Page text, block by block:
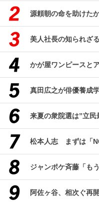
源頼朝の命を助けた
美人社長の知られざ
かが屋ワンピースと
真田広之が俳優養成
来夏の衆院選は”立
松本人志 まずは「
ジャンポケ斉藤「も
阿佐ヶ谷、相次ぐ再